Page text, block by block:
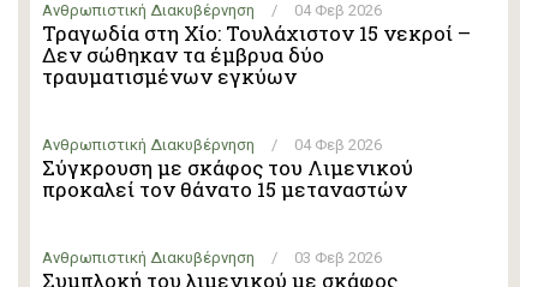
Ανθρωπιστική Διακυβέρνηση / 04 Φεβ 2026
Τραγωδία στη Χίο: Τουλάχιστον 15 νεκροί –
Δεν σώθηκαν τα έμβρυα δύο
τραυματισμένων εγκύων
Ανθρωπιστική Διακυβέρνηση / 04 Φεβ 2026
Σύγκρουση με σκάφος του Λιμενικού
προκαλεί τον θάνατο 15 μεταναστών
Ανθρωπιστική Διακυβέρνηση / 03 Φεβ 2026
Συμπλοκή του λιμενικού με σκάφος